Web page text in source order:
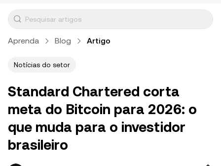
Aprenda Blog Artigo
Notícias do setor
Standard Chartered corta
meta do Bitcoin para 2026: o
que muda para o investidor
brasileiro